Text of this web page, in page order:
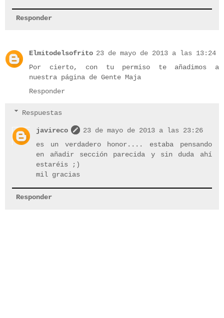
Responder
Elmitodelsofrito 23 de mayo de 2013 a las 13:24
Por cierto, con tu permiso te añadimos a
nuestra página de Gente Maja
Responder
Respuestas
javireco
23 de mayo de 2013 a las 23:26
es un verdadero honor.... estaba pensando
en añadir sección parecida y sin duda ahí
estaréis ;)
mil gracias
Responder